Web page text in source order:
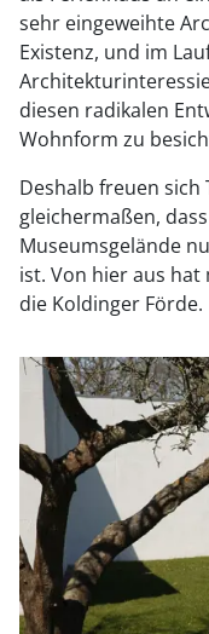
sehr eingeweihte
Existenz, und im
diesen radikalen
Wohnform zu
Deshalb freuen sich
gleichermaßen,
Museumsgelände
ist. Von hier aus
die Koldinger Förde.